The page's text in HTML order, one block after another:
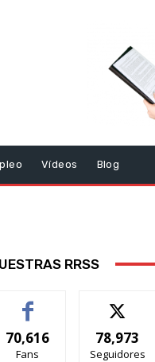
Vídeos Blog
RRSS
70,616
Fans
78,973
Seguidores